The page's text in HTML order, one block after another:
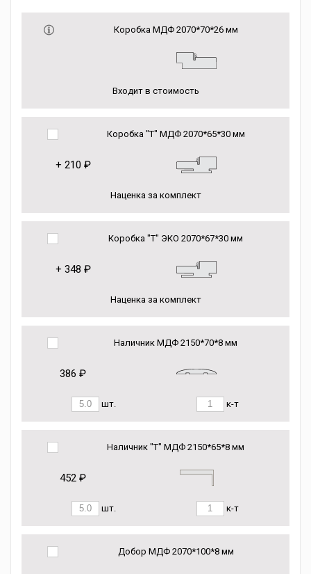
Коробка МДФ 2070*70*26 мм
Входит в стоимость
Коробка "Т" МДФ 2070*65*30 мм
+ 210 ₽
Наценка за комплект
Коробка "Т" ЭКО 2070*67*30 мм
+ 348 ₽
Наценка за комплект
Наличник МДФ 2150*70*8 мм
386 ₽
шт. к-т
Наличник "Т" МДФ 2150*65*8 мм
452 ₽
шт. к-т
Добор МДФ 2070*100*8 мм